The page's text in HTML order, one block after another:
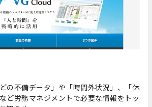
どの不備データ」や「時間外状況」、「休
ど労務マネジメントで必要な情報をトッ